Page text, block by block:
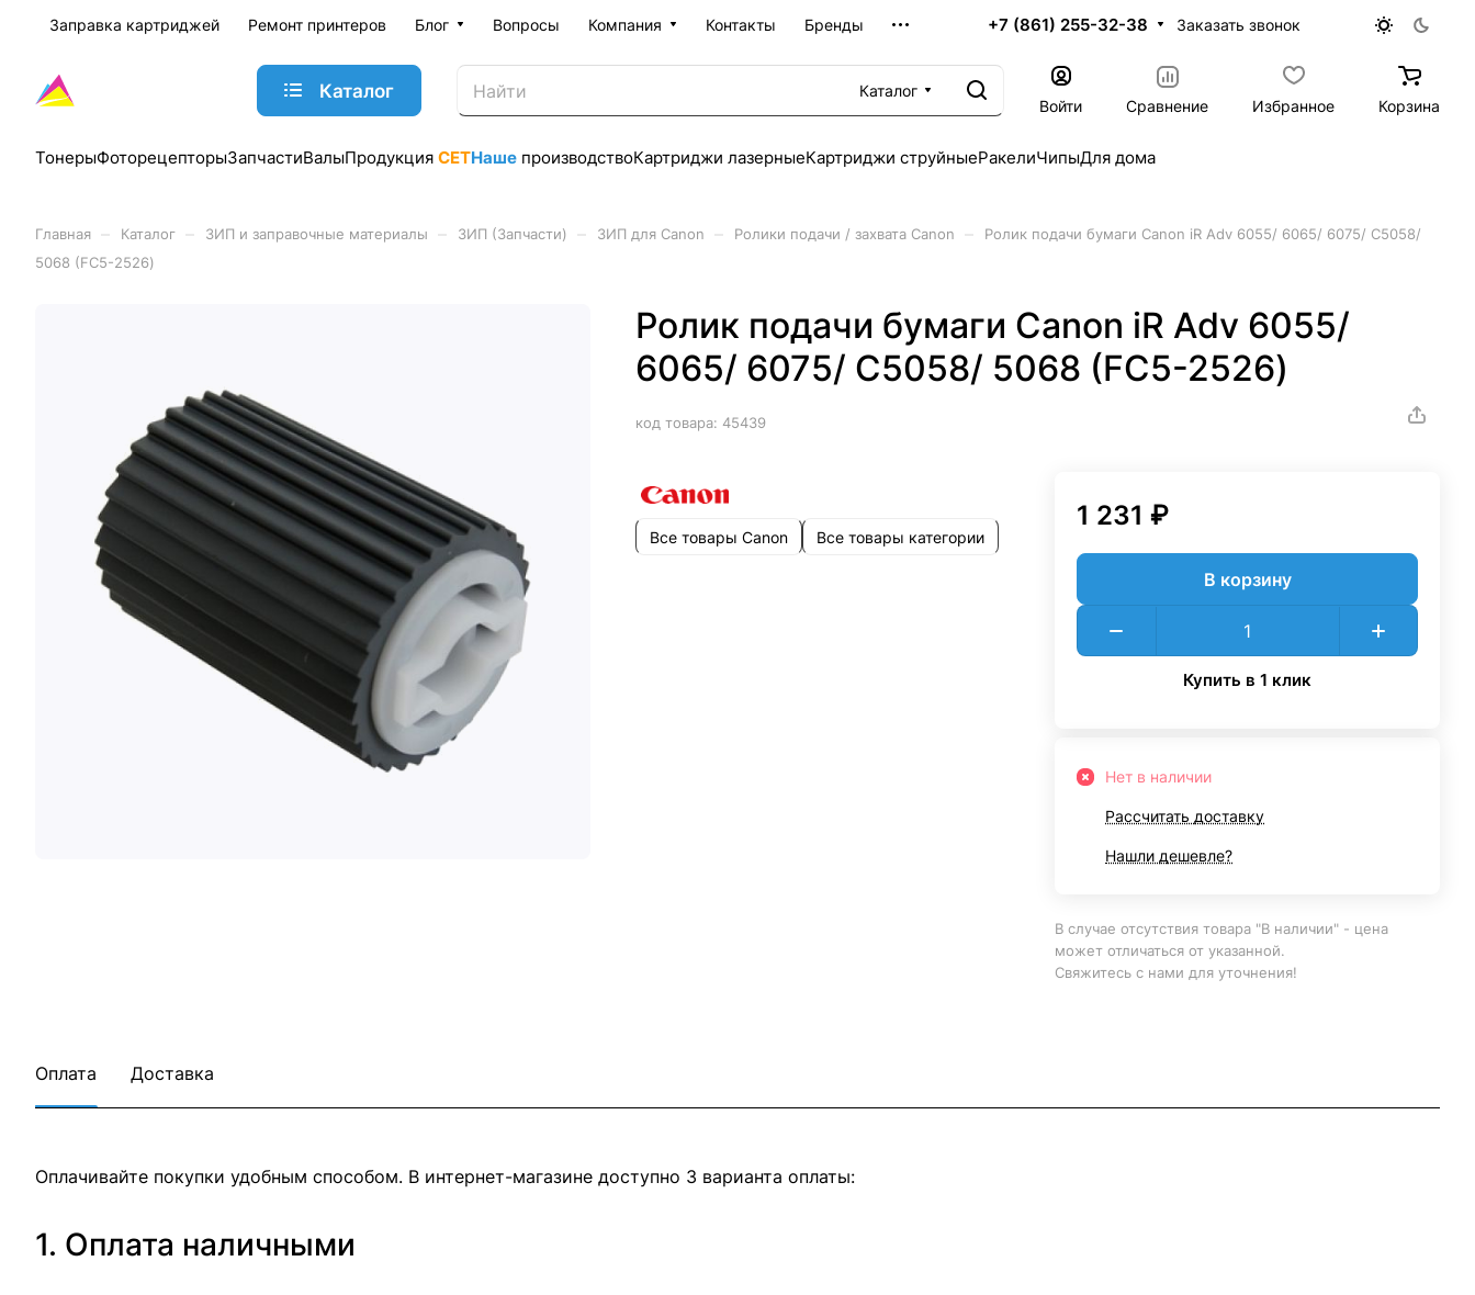
Заправка картриджей Ремонт принтеров Блог Вопросы Компания Контакты Бренды +7 (861) 255-32-38 Заказать звонок
Каталог
Каталог
Войти
Сравнение Избранное Корзина
ТонерыФоторецепторыЗапчастиВалыПродукция CETНаше производствоКартриджи лазерныеКартриджи струйныеРакелиЧипыДля дома
Главная Каталог ЗИП и заправочные материалы ЗИП (Запчасти) ЗИП для Canon Ролики подачи / захвата Canon
Ролик подачи бумаги Canon iR Adv 6055/ 6065/ 6075/ С5058/
5068 (FC5-2526)
Ролик подачи бумаги Canon iR Adv 6055/
6065/ 6075/ С5058/ 5068 (FC5-2526)
код товара: 45439
Все товары Canon Все товары категории
1 231 ₽
В корзину
Купить в 1 клик
Нет в наличии
Рассчитать доставку
Нашли дешевле?
В случае отсутствия товара "В наличии" - цена
может отличаться от указанной.
Свяжитесь с нами для уточнения!
Оплата Доставка
Оплачивайте покупки удобным способом. В интернет-магазине доступно 3 варианта оплаты:
1. Оплата наличными